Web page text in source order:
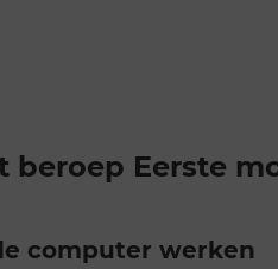
beroep Eerste
computer werken